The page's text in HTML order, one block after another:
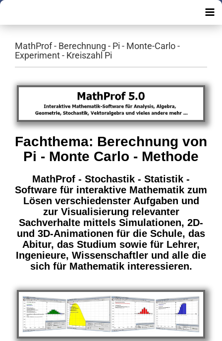
MathProf - Berechnung - Pi - Monte-Carlo -
Experiment - Kreiszahl Pi
Fachthema: Berechnung von
Pi - Monte Carlo - Methode
MathProf - Stochastik - Statistik -
Software für interaktive Mathematik zum
Lösen verschiedenster Aufgaben und
zur Visualisierung relevanter
Sachverhalte mittels Simulationen, 2D-
und 3D-Animationen für die Schule, das
Abitur, das Studium sowie für Lehrer,
Ingenieure, Wissenschaftler und alle die
sich für Mathematik interessieren.